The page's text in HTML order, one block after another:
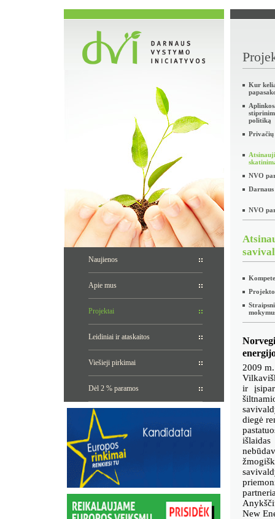
Naujienos
Apie mus
Projektai
Leidiniai ir ataskaitos
Viešieji pirkimai
Dėl 2 % paramos
Kur
politiką
Privačių
NVO
NVO
2009
ir
diegė
New